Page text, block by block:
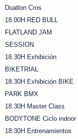
Duatlon Cros
18.00H RED BULL
FLATLAND JAM
SESSION
18.30H Exhibición
BIKETRIAL
18.30H Exhibición BIKE
PARK BMX
18.30H Master Class
BODYTONE Ciclo indoor
18:30H Entrenamientos